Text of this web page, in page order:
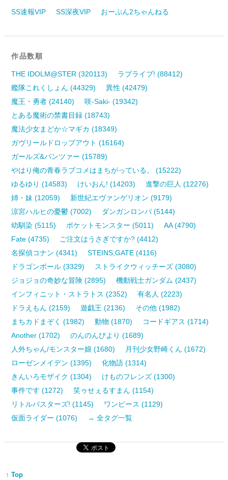
SS速報VIP SS深夜VIP おーぷん2ちゃんねる
作品数順
THE IDOLM@STER (320113)
ラブライブ! (88412)
艦隊これくしょん (44329)
異性 (42479)
魔王・勇者 (24140)
咲-Saki- (19342)
とある魔術の禁書目録 (18743)
魔法少女まどか☆マギカ (18349)
ガヴリールドロップアウト (16164)
ガールズ&パンツァー (15789)
やはり俺の青春ラブコメはまちがっている。 (15222)
ゆるゆり (14583)
けいおん! (14203)
進撃の巨人 (12276)
姉・妹 (12059)
新世紀エヴァンゲリオン (9179)
涼宮ハルヒの憂鬱 (7002)
ダンガンロンパ (5144)
幼馴染 (5115)
ポケットモンスター (5011)
AA (4790)
Fate (4735)
ご注文はうさぎですか? (4412)
名探偵コナン (4341)
STEINS;GATE (4116)
ドラゴンボール (3329)
ストライクウィッチーズ (3080)
ジョジョの奇妙な冒険 (2895)
機動戦士ガンダム (2437)
インフィニット・ストラトス (2352)
有名人 (2223)
ドラえもん (2159)
遊戯王 (2136)
その他 (1982)
まちカドまぞく (1982)
動物 (1870)
コードギアス (1714)
Another (1702)
のんのんびより (1689)
人外ちゃん/モンスター娘 (1680)
月刊少女野崎くん (1672)
ローゼンメイデン (1395)
化物語 (1314)
きんいろモザイク (1304)
けものフレンズ (1300)
事件です (1272)
笑ゥせぇるすまん (1154)
リトルバスターズ! (1145)
ワンピース (1129)
仮面ライダー (1076)
→ 全タグ一覧
↑ Top